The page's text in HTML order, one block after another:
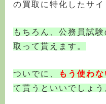
の買取に特化したサイ
もちろん、公務員試
取って貰えます。
ついでに、 もう使わ
て貰うといいでしょう